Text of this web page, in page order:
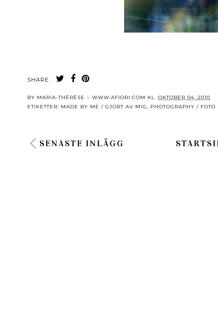
SHARE:
BY MARIA-THÉRÈSE ~ WWW.AFIORI.COM KL. OKTOBER 04, 2010
ETIKETTER: MADE BY ME / GJORT AV MIG, PHOTOGRAPHY / FOTO
SENASTE INLÄGG